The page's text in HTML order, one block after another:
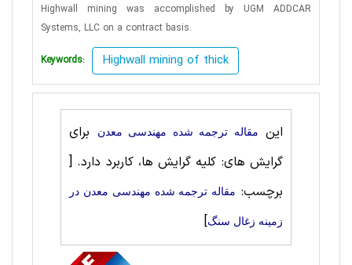
Highwall mining was accomplished by UGM ADDCAR
Systems, LLC on a contract basis.
Keywords: Highwall mining of thick
این مقاله ترجمه شده مهندسی معدن
برای
گرایش های: کلیه گرایش ها، کاربرد دارد. [
برچسب: مقاله ترجمه شده مهندسی معدن در
زمینه زغال سنگ]